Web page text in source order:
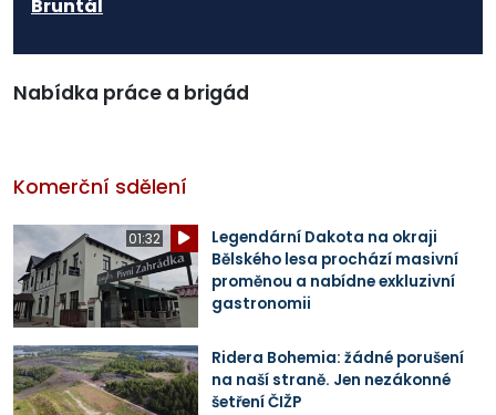
Bruntál
Nabídka práce a brigád
Komerční sdělení
01:32
Legendární Dakota na okraji
Bělského lesa prochází masivní
proměnou a nabídne exkluzivní
gastronomii
Ridera Bohemia: žádné porušení
na naší straně. Jen nezákonné
šetření ČIŽP